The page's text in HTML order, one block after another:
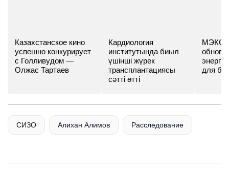
Казахстанское кино
успешно конкурирует
с Голливудом —
Олжас Тартаев
Кардиология
институтында биыл
үшінші жүрек
трансплантациясы
сәтті өтті
МЭКС -
для
СИЗО Алихан Алимов Расследование